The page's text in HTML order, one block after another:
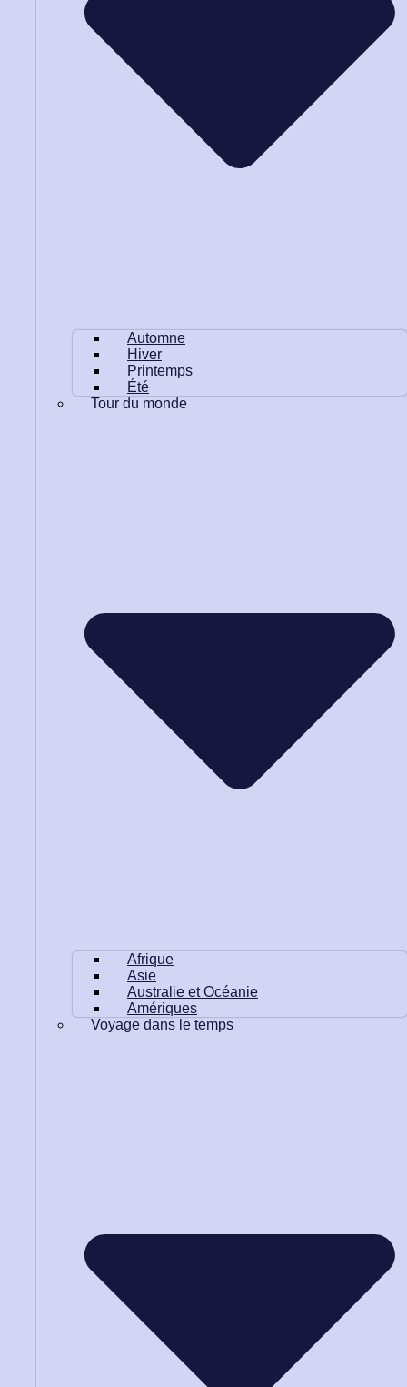
Automne
Hiver
Printemps
Été
Tour du monde
Afrique
Asie
Australie et Océanie
Amériques
Voyage dans le temps